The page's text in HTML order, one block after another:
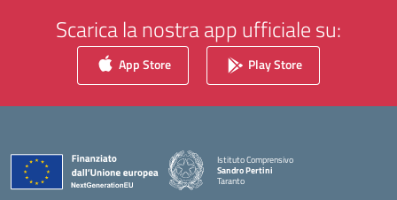
Scarica la nostra app ufficiale su:
App Store Play Store
Istituto Comprensivo
Sandro Pertini
Taranto